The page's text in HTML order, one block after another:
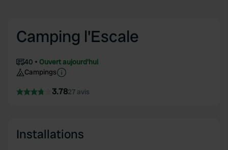
Camping l'Escale
40
Ouvert aujourd'hui
Campings
3.7827 avis
Installations